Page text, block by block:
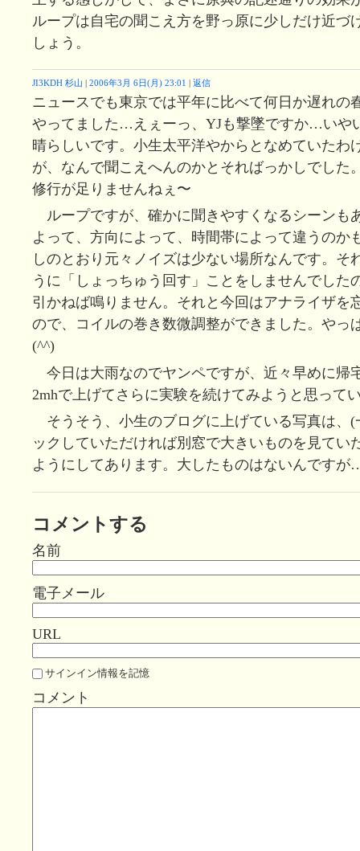
ループは自宅の聞こえ方を野っ原に少しだけ近づ
しょう。
JI3KDH 杉山 | 2006年3月 6日(月) 23:01 | 返信
ニュースでも東京では平年に比べて何日か遅れの
やってました…えぇーっ、YJも撃墜ですか…いや
晴らしいです。小生太平洋やからとなめていたわ
が、なんで聞こえへんのかとそればっかしでした
修行が足りませんねぇ〜
ループですが、確かに聞きやすくなるシーンも
よって、方向によって、時間帯によって違うのか
しのとおり元々ノイズは少ない場所なんです。そ
うに「しょっちゅう回す」ことをしませんでした
引かねば鳴りません。それと今回はアナライザを
ので、コイルの巻き数微調整ができました。やっ
(^^)
今日は大雨なのでヤンペですが、近々早めに帰
2mhで上げてさらに実験を続けてみようと思って
そうそう、小生のブログに上げている写真は、(
ックしていただければ別窓で大きいものを見てい
ようにしてあります。大したものはないんです
コメントする
名前
電子メール
URL
サインイン情報を記憶
コメント